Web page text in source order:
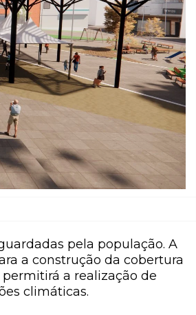
pela população. A
a construção da cobertura
a realização de
climáticas.